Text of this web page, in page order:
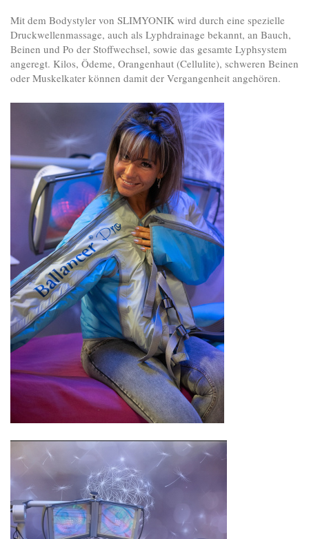
Mit dem Bodystyler von SLIMYONIK wird durch eine spezielle
Druckwellenmassage, auch als Lyphdrainage bekannt, an Bauch,
Beinen und Po der Stoffwechsel, sowie das gesamte Lyphsystem
angeregt. Kilos, Ödeme, Orangenhaut (Cellulite), schweren Beinen
oder Muskelkater können damit der Vergangenheit angehören.